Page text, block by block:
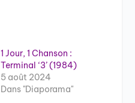
1 Jour, 1 Chanson :
Terminal ‘3’ (1984)
5 août 2024
Dans "Diaporama"